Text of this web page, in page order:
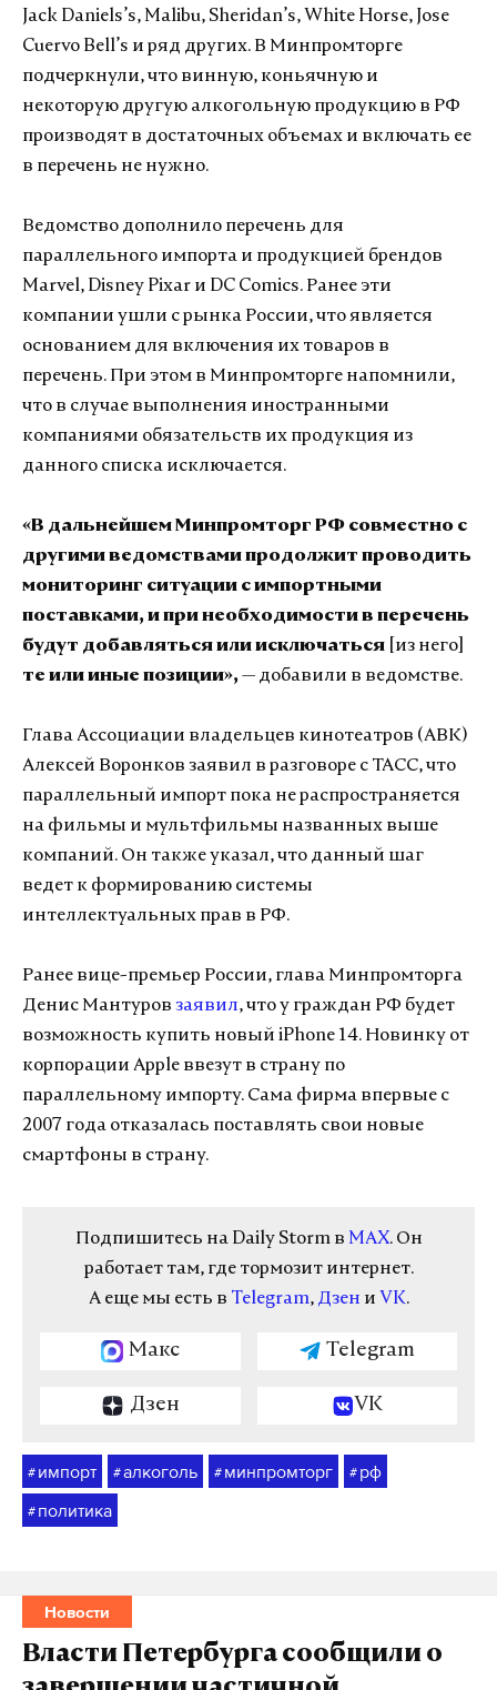
Jack Daniels’s, Malibu, Sheridan’s, White Horse, Jose
Cuervo Bell’s и ряд других. В Минпромторге
подчеркнули, что винную, коньячную и
некоторую другую алкогольную продукцию в РФ
производят в достаточных объемах и включать ее
в перечень не нужно.
Ведомство дополнило перечень для
параллельного импорта и продукцией брендов
Marvel, Disney Pixar и DC Comics. Ранее эти
компании ушли с рынка России, что является
основанием для включения их товаров в
перечень. При этом в Минпромторге напомнили,
что в случае выполнения иностранными
компаниями обязательств их продукция из
данного списка исключается.
«В дальнейшем Минпромторг РФ совместно с
другими ведомствами продолжит проводить
мониторинг ситуации с импортными
поставками, и при необходимости в перечень
будут добавляться или исключаться
[из него]
те или иные позиции», — добавили в ведомстве.
Глава Ассоциации владельцев кинотеатров (АВК)
Алексей Воронков заявил в разговоре с ТАСС, что
параллельный импорт пока не распространяется
на фильмы и мультфильмы названных выше
компаний. Он также указал, что данный шаг
ведет к формированию системы
интеллектуальных прав в РФ.
Ранее вице-премьер России, глава Минпромторга
Денис Мантуров заявил, что у граждан РФ будет
возможность купить новый iPhone 14. Новинку от
корпорации Apple ввезут в страну по
параллельному импорту. Сама фирма впервые с
2007 года отказалась поставлять свои новые
смартфоны в страну.
Подпишитесь на Daily Storm в MAX. Он
работает там, где тормозит интернет.
А еще мы есть в Telegram, Дзен и VK.
Макс Telegram
Дзен VK
# импорт #алкоголь # минпромторг # рф
# политика
Новости
Власти Петербурга сообщили о